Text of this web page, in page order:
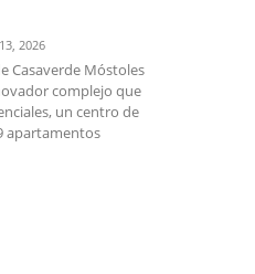
2026
Casaverde Móstoles
complejo que
un centro de
apartamentos